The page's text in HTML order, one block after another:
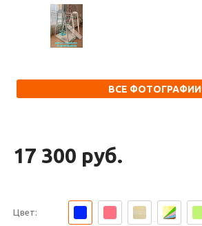
ВСЕ ФОТОГРАФИИ
17 300 руб.
Цвет: